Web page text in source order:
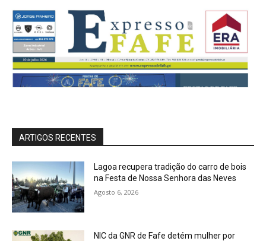
ARTIGOS RECENTES
Lagoa recupera tradição do carro de bois
na Festa de Nossa Senhora das Neves
Agosto 6, 2026
NIC da GNR de Fafe detém mulher por